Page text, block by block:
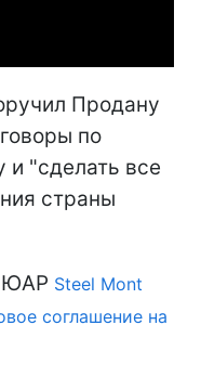
Продану
по
и "сделать все
страны
ЮАР Steel Mont
соглашение на